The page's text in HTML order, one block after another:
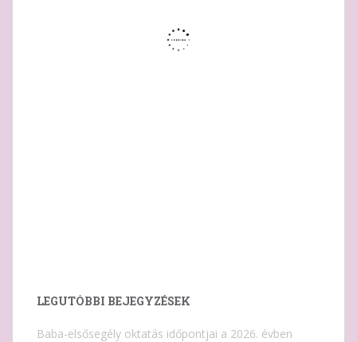
LEGUTÓBBI BEJEGYZÉSEK
Baba-elsősegély oktatás időpontjai a 2026. évben